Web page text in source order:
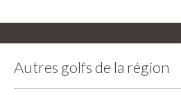
Autres golfs de la région